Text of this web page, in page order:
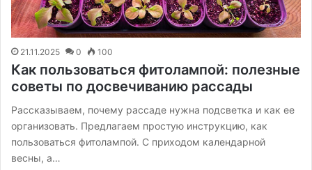
21.11.2025 0 100
Как пользоваться фитолампой: полезные
советы по досвечиванию рассады
Рассказываем, почему рассаде нужна подсветка и как ее
организовать. Предлагаем простую инструкцию, как
пользоваться фитолампой. С приходом календарной
весны, а…